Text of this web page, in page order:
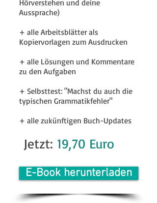
Hörverstehen und deine
Aussprache)
+ alle Arbeitsblätter als
Kopiervorlagen zum Ausdrucken
+ alle Lösungen und Kommentare
zu den Aufgaben
+ Selbsttest: "Machst du auch die
typischen Grammatikfehler"
+ alle zukünftigen Buch-Updates
Jetzt: 19,70 Euro
E-Book herunterladen